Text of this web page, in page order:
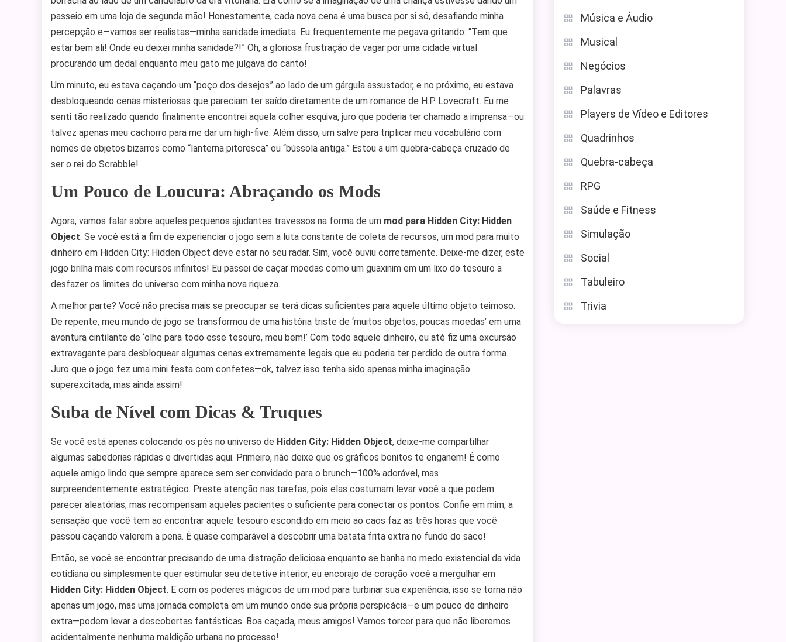
passeio em uma loja de segunda mão! Honestamente, cada nova cena é uma busca por si só, desafiando minha
percepção e—vamos ser realistas—minha sanidade imediata. Eu frequentemente me pegava gritando: “Tem que
estar bem ali! Onde eu deixei minha sanidade?!” Oh, a gloriosa frustração de vagar por uma cidade virtual
procurando um dedal enquanto meu gato me julgava do canto!
Um minuto, eu estava caçando um “poço dos desejos” ao lado de um gárgula assustador, e no próximo, eu estava
desbloqueando cenas misteriosas que pareciam ter saído diretamente de um romance de H.P. Lovecraft. Eu me
senti tão realizado quando finalmente encontrei aquela colher esquiva, juro que poderia ter chamado a imprensa—ou
talvez apenas meu cachorro para me dar um high-five. Além disso, um salve para triplicar meu vocabulário com
nomes de objetos bizarros como “lanterna pitoresca” ou “bússola antiga.” Estou a um quebra-cabeça cruzado de
ser o rei do Scrabble!
Um Pouco de Loucura: Abraçando os Mods
Agora, vamos falar sobre aqueles pequenos ajudantes travessos na forma de um mod para Hidden City: Hidden
Object. Se você está a fim de experienciar o jogo sem a luta constante de coleta de recursos, um mod para muito
dinheiro em Hidden City: Hidden Object deve estar no seu radar. Sim, você ouviu corretamente. Deixe-me dizer, este
jogo brilha mais com recursos infinitos! Eu passei de caçar moedas como um guaxinim em um lixo do tesouro a
desfazer os limites do universo com minha nova riqueza.
A melhor parte? Você não precisa mais se preocupar se terá dicas suficientes para aquele último objeto teimoso.
De repente, meu mundo de jogo se transformou de uma história triste de ‘muitos objetos, poucas moedas’ em uma
aventura cintilante de ‘olhe para todo esse tesouro, meu bem!’ Com todo aquele dinheiro, eu até fiz uma excursão
extravagante para desbloquear algumas cenas extremamente legais que eu poderia ter perdido de outra forma.
Juro que o jogo fez uma mini festa com confetes—ok, talvez isso tenha sido apenas minha imaginação
superexcitada, mas ainda assim!
Suba de Nível com Dicas & Truques
Se você está apenas colocando os pés no universo de Hidden City: Hidden Object, deixe-me compartilhar
algumas sabedorias rápidas e divertidas aqui. Primeiro, não deixe que os gráficos bonitos te enganem! É como
aquele amigo lindo que sempre aparece sem ser convidado para o brunch—100% adorável, mas
surpreendentemente estratégico. Preste atenção nas tarefas, pois elas costumam levar você a que podem
parecer aleatórias, mas recompensam aqueles pacientes o suficiente para conectar os pontos. Confie em mim, a
sensação que você tem ao encontrar aquele tesouro escondido em meio ao caos faz as três horas que você
passou caçando valerem a pena. É quase comparável a descobrir uma batata frita extra no fundo do saco!
Então, se você se encontrar precisando de uma distração deliciosa enquanto se banha no medo existencial da vida
cotidiana ou simplesmente quer estimular seu detetive interior, eu encorajo de coração você a mergulhar em
Hidden City: Hidden Object. E com os poderes mágicos de um mod para turbinar sua experiência, isso se torna não
apenas um jogo, mas uma jornada completa em um mundo onde sua própria perspicácia—e um pouco de dinheiro
extra—podem levar a descobertas fantásticas. Boa caçada, meus amigos! Vamos torcer para que não liberemos
acidentalmente nenhuma maldição urbana no processo!
Música e Áudio
Musical
Negócios
Palavras
Players de Vídeo e Editores
Quadrinhos
Quebra-cabeça
RPG
Saúde e Fitness
Simulação
Social
Tabuleiro
Trivia